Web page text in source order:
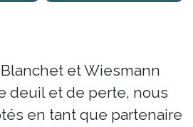
et Wiesmann
deuil et de perte, nous
en tant que partenaire